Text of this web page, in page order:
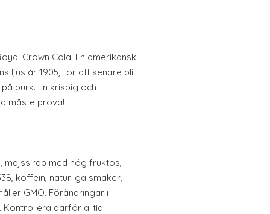
Crown Cola! En amerikansk
ljus år 1905, för att senare bli
burk. En krispig och
måste prova!
majssirap med hög fruktos,
koffein, naturliga smaker,
GMO. Förändringar i
Kontrollera därför alltid